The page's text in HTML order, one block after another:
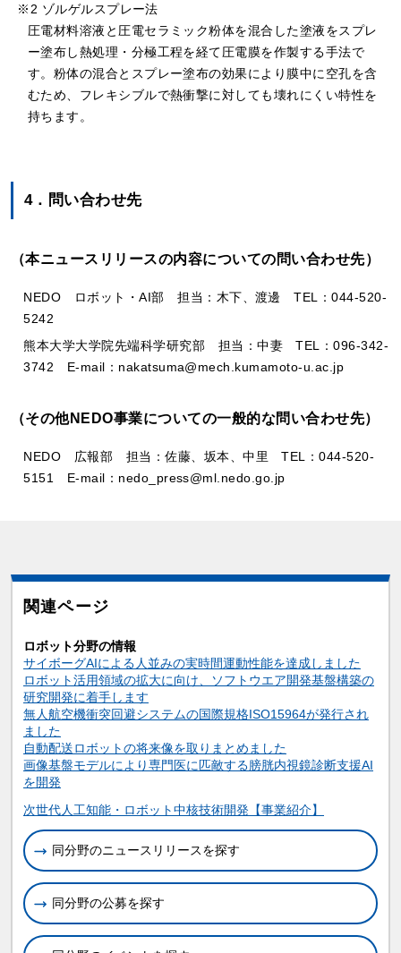
※2 ゾルゲルスプレー法
圧電材料溶液と圧電セラミック粉体を混合した塗液をスプレ
ー塗布し熱処理・分極工程を経て圧電膜を作製する手法で
す。粉体の混合とスプレー塗布の効果により膜中に空孔を含
むため、フレキシブルで熱衝撃に対しても壊れにくい特性を
持ちます。
4．問い合わせ先
（本ニュースリリースの内容についての問い合わせ先）
NEDO ロボット・AI部 担当：木下、渡邊 TEL：044-520-
5242­
熊本大学大学院先端科学研究部 担当：中妻 TEL：096-342-
3742­ E-mail：nakatsuma@mech.kumamoto-u.ac.jp
（その他NEDO事業についての一般的な問い合わせ先）
NEDO 広報部 担当：佐藤、坂本、中里 TEL：044-520-
5151­ E-mail：nedo_press@ml.nedo.go.jp
関連ページ
ロボット分野の情報
サイボーグAIによる人並みの実時間運動性能を達成しました
ロボット活用領域の拡大に向け、ソフトウエア開発基盤構築の
研究開発に着手します
無人航空機衝突回避システムの国際規格ISO15964が発行され
ました
自動配送ロボットの将来像を取りまとめました
画像基盤モデルにより専門医に匹敵する膀胱内視鏡診断支援AI
を開発
関連情報
次世代人工知能・ロボット中核技術開発【事業紹介】
同分野のニュースリリースを探す
同分野の公募を探す